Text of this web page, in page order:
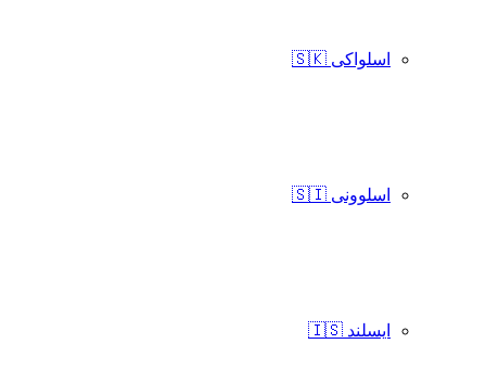
اسلواکی 🇸🇰
اسلوونی 🇸🇮
ایسلند 🇮🇸